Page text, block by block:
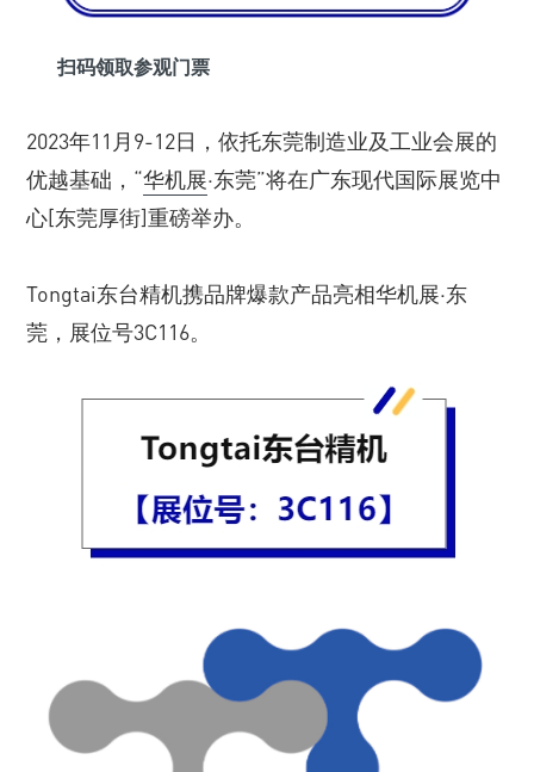
扫码领取参观门票
2023年11月9-12日，依托东莞制造业及工业会展的
优越基础，“华机展·东莞”将在广东现代国际展览中
心[东莞厚街]重磅举办。
Tongtai东台精机携品牌爆款产品亮相华机展·东
莞，展位号3C116。